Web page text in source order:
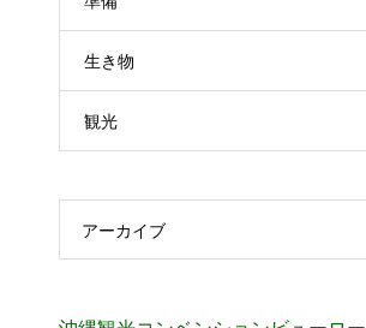
生き物
観光
アーカイブ